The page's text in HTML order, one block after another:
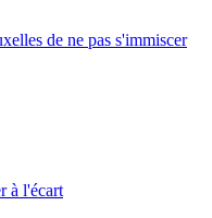
de ne pas s'immiscer
à l'écart